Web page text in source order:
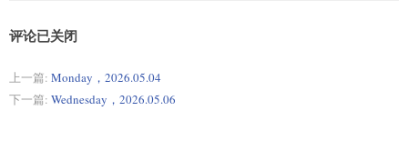
评论已关闭
上一篇: Monday，2026.05.04
下一篇: Wednesday，2026.05.06